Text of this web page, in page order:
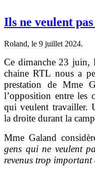
Ils ne veulent
Roland, le 9 juillet 2024.
Ce dimanche 23 juin,
chaine RTL nous a
prestation de Mme
l’opposition entre les
qui veulent travailler.
la droite durant la
Mme Galand
gens qui ne veulent
revenus trop important